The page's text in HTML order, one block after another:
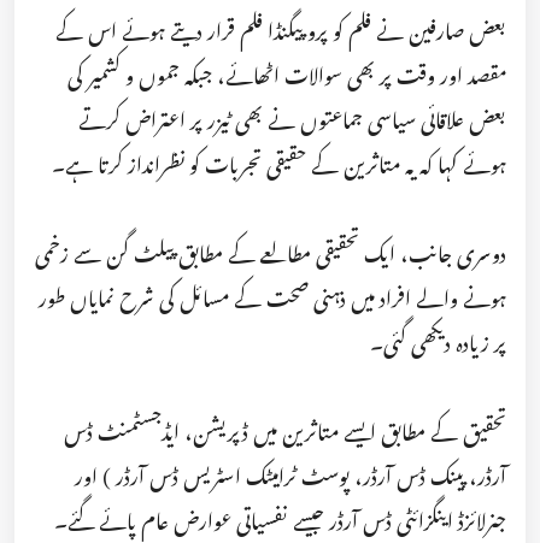
بعض صارفین نے فلم کو پروپیگنڈا فلم قرار دیتے ہوئے اس کے
مقصد اور وقت پر بھی سوالات اٹھائے، جبکہ جموں و کشمیر کی
بعض علاقائی سیاسی جماعتوں نے بھی ٹیزر پر اعتراض کرتے
ہوئے کہا کہ یہ متاثرین کے حقیقی تجربات کو نظرانداز کرتا ہے۔
دوسری جانب، ایک تحقیقی مطالعے کے مطابق پیلٹ گن سے زخمی
ہونے والے افراد میں ذہنی صحت کے مسائل کی شرح نمایاں طور
پر زیادہ دیکھی گئی۔
تحقیق کے مطابق ایسے متاثرین میں ڈپریشن، ایڈجسٹمنٹ ڈس
آرڈر، پینک ڈس آرڈر، پوسٹ ٹرامیٹک اسٹریس ڈس آرڈر ) اور
جنرلائزڈ اینگزائٹی ڈس آرڈر جیسے نفسیاتی عوارض عام پائے گئے۔